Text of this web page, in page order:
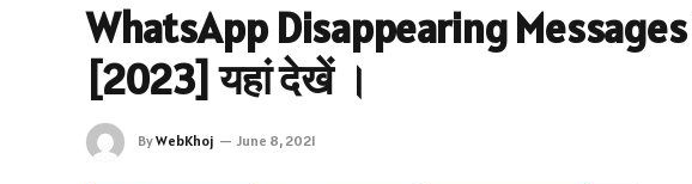
WhatsApp Disappearing Messages
[2023] यहां देखें ।
ByWebKhoj June 8, 2021